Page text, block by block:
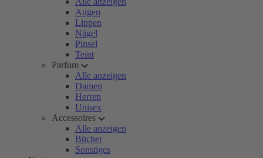
Augen
Lippen
Nägel
Pinsel
Teint
Parfum
Alle anzeigen
Damen
Herren
Unisex
Accessoires
Alle anzeigen
Bücher
Sonstiges